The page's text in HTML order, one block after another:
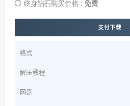
终身钻石购买价格 : 免费
支付下载
格式
解压教程
网盘